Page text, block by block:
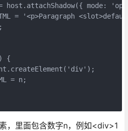
host.attachShadow({ mode:
= '<p>Paragraph
{
= n;
，里面包含数字n，例如<div>1